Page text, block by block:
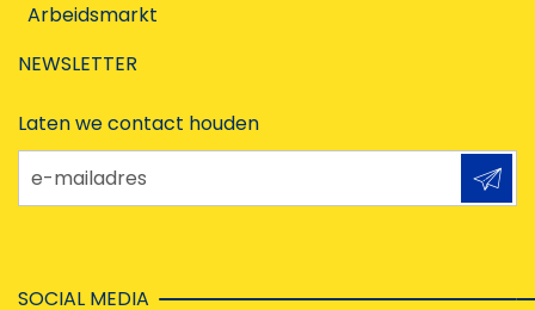
Arbeidsmarkt
NEWSLETTER
Laten we contact houden
e-mailadres
SOCIAL MEDIA